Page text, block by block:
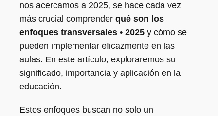
nos acercamos a 2025, se hace cada vez
más crucial comprender qué son los
enfoques transversales • 2025 y cómo se
pueden implementar eficazmente en las
aulas. En este artículo, exploraremos su
significado, importancia y aplicación en la
educación.
Estos enfoques buscan no solo un